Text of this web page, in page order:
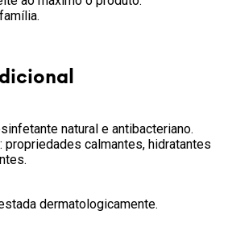
natural e antibacteriano.
propriedades calmantes, hidratantes
dermatologicamente.